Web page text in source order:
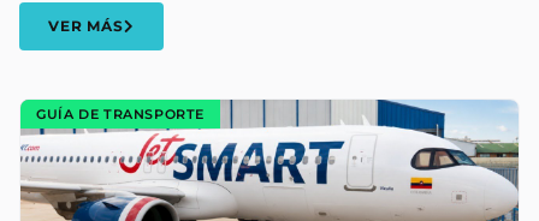
VER MÁS
GUÍA DE TRANSPORTE